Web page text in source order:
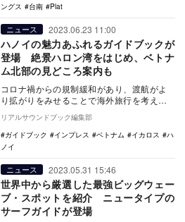
ングス
台南 Plat
ニュース 2023.06.23 11:00
ハノイの魅力あふれるガイドブックが
登場 絶景ハロン湾をはじめ、ベトナ
ム北部の見どころ案内も
コロナ禍からの規制緩和があり、渡航がよ
り拡がりをみせることで海外旅行を考える
人も増えてきた。そんな中、旅のヒント
BOOK『食と雑…
リアルサウンドブック編集部
ガイドブック
インプレス ベトナム イカロス
ハ
ノイ
ニュース 2023.05.31 15:46
世界中から厳選した最強ビッグウェー
ブ・スポットを紹介 ニュータイプの
サーフガイドが登場